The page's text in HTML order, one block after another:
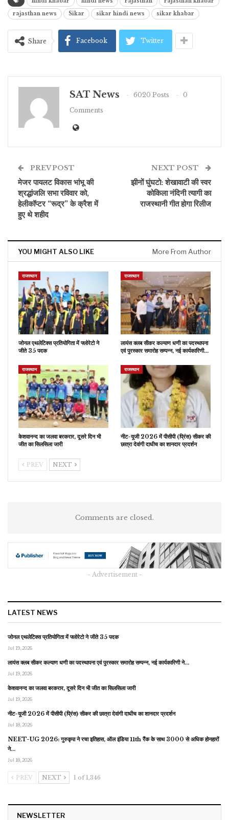
rajasthan news
Sikar sikar hindi news sikar khabar
Share Facebook Twitter
SAT News 6020 Posts
0
Comments
PREV POST
मेजर पायलट विकास भांभू की
श्रद्धांजलि सभा रविवार को,
हेलीकॉप्टर “रूद्र” के क्रैश में
हुए थे शहीद
NEXT POST
झीनों घुंघटो: शेखावाटी की स्वर
कोकिला नंदिनी त्यागी का
राजस्थानी गीत होगा रिलीज
YOU MIGHT ALSO LIKE More From Author
राजस्थान
जोनल एथलेटिक्स प्रतियोगिता में फ्लोरेटो ने
जीते 35 पदक
राजस्थान
लायंस क्लब सीकर कल्याण धणी का पदस्थापना
एवं पुरस्कार समारोह सम्पन्न, नई कार्यकारिणी…
राजस्थान
केशवानन्द का जलवा बरकरार, दूसरे दिन भी
जीत का सिलसिला जारी
राजस्थान
नीट-यूजी 2026 में पीसीपी (प्रिंस) सीकर की
छात्रा देवांगी दाधीच का शानदार प्रदर्शन
PREV NEXT
Comments are closed.
- Advertisement -
LATEST NEWS
जोनल एथलेटिक्स प्रतियोगिता में फ्लोरेटो ने जीते 35 पदक
Jul 19, 2026
लायंस क्लब सीकर कल्याण धणी का पदस्थापना एवं पुरस्कार समारोह सम्पन्न, नई कार्यकारिणी ने…
Jul 19, 2026
केशवानन्द का जलवा बरकरार, दूसरे दिन भी जीत का सिलसिला जारी
Jul 19, 2026
नीट-यूजी 2026 में पीसीपी (प्रिंस) सीकर की छात्रा देवांगी दाधीच का शानदार प्रदर्शन
Jul 18, 2026
NEET-UG 2026: गुरुकृपा ने रचा इतिहास, ऑल इंडिया 11th रैंक के साथ 3000 से अधिक होनहारों
ने…
Jul 18, 2026
PREV NEXT 1 of 1,346
NEWSLETTER